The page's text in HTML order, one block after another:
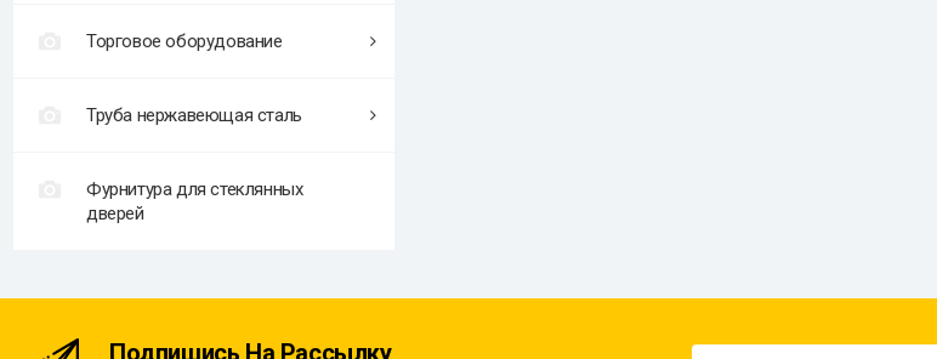
Торговое оборудование
Труба нержавеющая сталь
Фурнитура для стеклянных
дверей
Подпишись На Рассылку